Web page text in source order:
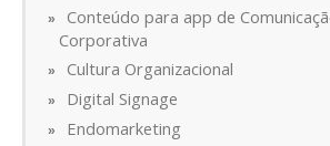
Conteúdo para app de
Corporativa
Cultura Organizacional
Digital Signage
Endomarketing